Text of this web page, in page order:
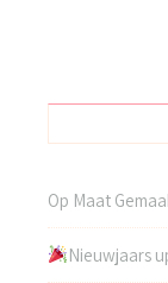
Op Maat
Nieuwjaars